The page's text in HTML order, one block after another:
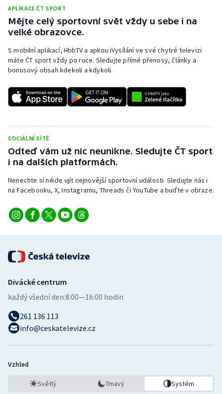
APLIKACE ČT SPORT
Mějte celý sportovní svět vždy u sebe i na
velké obrazovce.
S mobilní aplikací, HbbTV a apkou iVysílání ve své chytré televizi
máte ČT sport vždy po ruce. Sledujte přímé přenosy, články a
bonusový obsah kdekoli a kdykoli.
SOCIÁLNÍ SÍTĚ
Odteď vám už nic neunikne. Sledujte ČT sport
i na dalších platformách.
Nenechte si nikde ujít nejnovější sportovní události. Sledujte nás i
na Facebooku, X, Instagramu, Threads či YouTube a buďte v obraze.
Divácké centrum
každý všední den:8:00—16:00 hodin
261 136 113
info@ceskatelevize.cz
Vzhled
Světlý Tmavý Systém